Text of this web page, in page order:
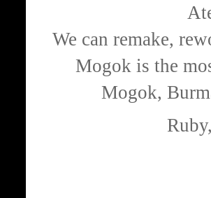
We can remake,
Mogok is the
Mogok,